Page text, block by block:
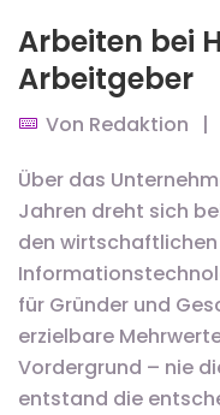
Arbeiten bei
Arbeitgeber
Von Redaktion
Über das
Jahren dreht sich
den wirtschaftlichen
für Gründer und
erzielbare
Vordergrund – nie
entstand die